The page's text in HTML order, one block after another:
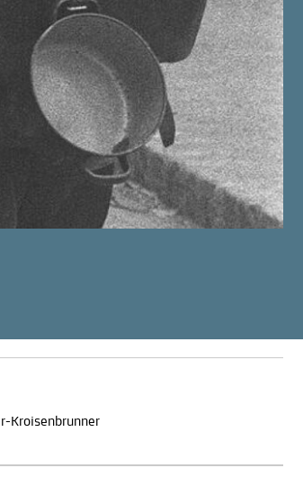
Kroisenbrunner